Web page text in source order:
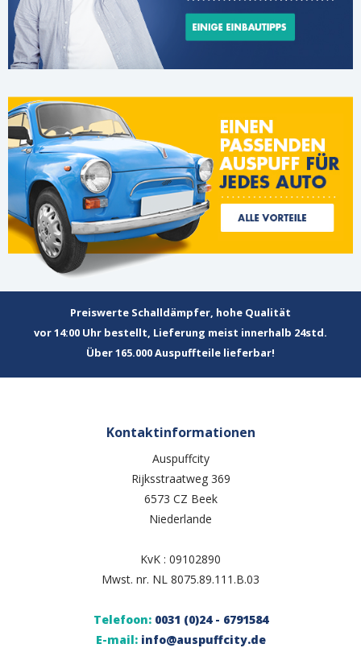
Preiswerte Schalldämpfer, hohe Qualität
vor 14:00 Uhr bestellt, Lieferung meist innerhalb 24std.
Über 165.000 Auspuffteile lieferbar!
Kontaktinformationen
Auspuffcity
Rijksstraatweg 369
6573 CZ Beek
Niederlande
KvK : 09102890
Mwst. nr. NL 8075.89.111.B.03
Telefoon: 0031 (0)24 - 6791584
E-mail: info@auspuffcity.de